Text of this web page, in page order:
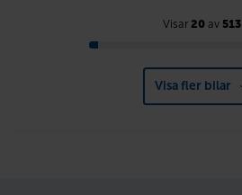
Visar 20av 513
Visa fler bilar